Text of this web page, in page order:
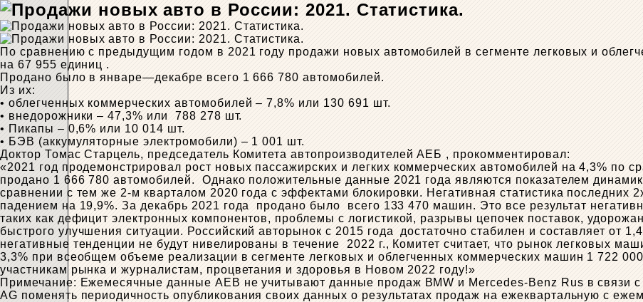
По сравнению с предыдущим годом в 2021 году продажи новых автомобилей в сегменте легковых и
на 67 955 единиц .
Продано было в январе—декабре всего 1 666 780 автомобилей.
Из их:
• облегченных коммерческих автомобилей – 7,8% или 130 691 шт.
• внедорожники – 47,3% или 788 278 шт.
• Пикапы – 0,6% или 10 014 шт.
• БЭВ (аккумуляторные электромобили) – 1 001 шт.
Доктор Томас Старцель, председатель Комитета автопроизводителей АЕБ , прокомментировал:
«2021 год продемонстрировал рост новых пассажирских и легких коммерческих автомобилей на 4,3%
продано 1 666 780 автомобилей. Однако положительные данные 2021 года являются показателем
сравнении с тем же 2-м кварталом 2020 года с эффектами блокировки. Негативная статистика последних
падением на 19,9%. За декабрь 2021 года продано было всего 133 470 машин. Это все результат
таких как дефицит электронных компонентов, проблемы с логистикой, разрывы цепочек поставок,
быстрого улучшения ситуации. Российский авторынок с 2015 года достаточно стабилен и составляет от
негативные тенденции не будут нивелированы в течение 2022 г., Комитет считает, что рынок легковых
3,3% при всеобщем объеме реализации в сегменте легковых и облегченных коммерческих машин 1 722
участникам рынка и журналистам, процветания и здоровья в Новом 2022 году!»
Примечание: Ежемесячные данные AEB не учитывают данные продаж BMW и Mercedes-Benz Rus в связи
AG поменять периодичность опубликования своих данных о результатах продаж на ежеквартальную с